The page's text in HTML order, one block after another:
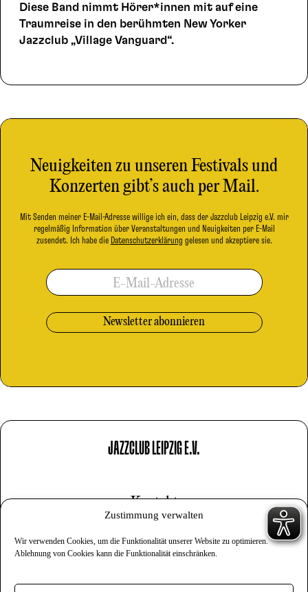
Zustimmung verwalten
Wir verwenden Cookies, um die Funktionalität unserer Website zu optimieren.
Ablehnung von Cookies kann die Funktionalität einschränken.
Diese Band nimmt Hörer*innen mit auf eine
Traumreise in den berühmten New Yorker
Jazzclub „Village Vanguard“.
Neuigkeiten zu unseren Festivals und
Konzerten gibt’s auch per Mail.
Mit Senden meiner E-Mail-Adresse willige ich ein, dass der Jazzclub Leipzig e.V. mir
regelmäßig Information über Veranstaltungen und Neuigkeiten per E-Mail
zusendet. Ich habe die Datenschutzerklärung gelesen und akzeptiere sie.
E-Mail-Adresse
JAZZCLUB LEIPZIG E.V.
Kontakt
Datenschutz